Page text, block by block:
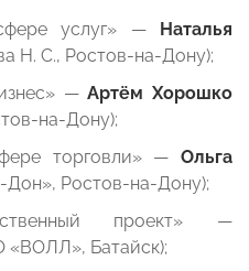
услуг» —
Наталья
Н. С., Ростов-на-Дону);
—Артём Хорошко
на-Дону);
торговли» — Ольга
Ростов-на-Дону);
проект» —
«ВОЛЛ», Батайск);